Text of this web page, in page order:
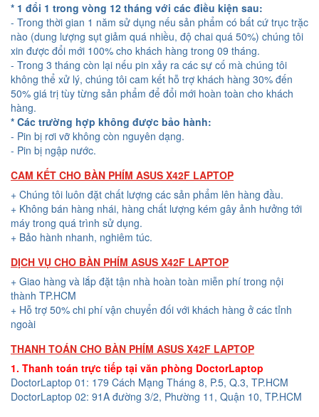
* 1 đổi 1 trong vòng 12 tháng với các điều kiện sau:
- Trong thời gian 1 năm sử dụng nếu sản phẩm có bất cứ trục trặc
nào (dung lượng sụt giảm quá nhiều, độ chai quá 50%) chúng tôi
xin được đổi mới 100% cho khách hàng trong 09 tháng.
- Trong 3 tháng còn lại nếu pin xảy ra các sự cố mà chúng tôi
không thể xử lý, chúng tôi cam kết hỗ trợ khách hàng 30% đến
50% giá trị tùy từng sản phẩm để đổi mới hoàn toàn cho khách
hàng.
* Các trường hợp không được bảo hành:
- Pin bị rơi vỡ không còn nguyên dạng.
- Pin bị ngập nước.
CAM KẾT CHO BÀN PHÍM ASUS X42F LAPTOP
+ Chúng tôi luôn đặt chất lượng các sản phẩm lên hàng đầu.
+ Không bán hàng nhái, hàng chất lượng kém gây ảnh hưởng tới
máy trong quá trình sử dụng.
+ Bảo hành nhanh, nghiêm túc.
DỊCH VỤ CHO BÀN PHÍM ASUS X42F LAPTOP
+ Giao hàng và lắp đặt tận nhà hoàn toàn miễn phí trong nội
thành TP.HCM
+ Hỗ trợ 50% chi phí vận chuyển đối với khách hàng ở các tỉnh
ngoài
THANH TOÁN CHO BÀN PHÍM ASUS X42F LAPTOP
1. Thanh toán trực tiếp tại văn phòng DoctorLaptop
DoctorLaptop 01: 179 Cách Mạng Tháng 8, P.5, Q.3, TP.HCM
DoctorLaptop 02: 91A đường 3/2, Phường 11, Quận 10, TP.HCM